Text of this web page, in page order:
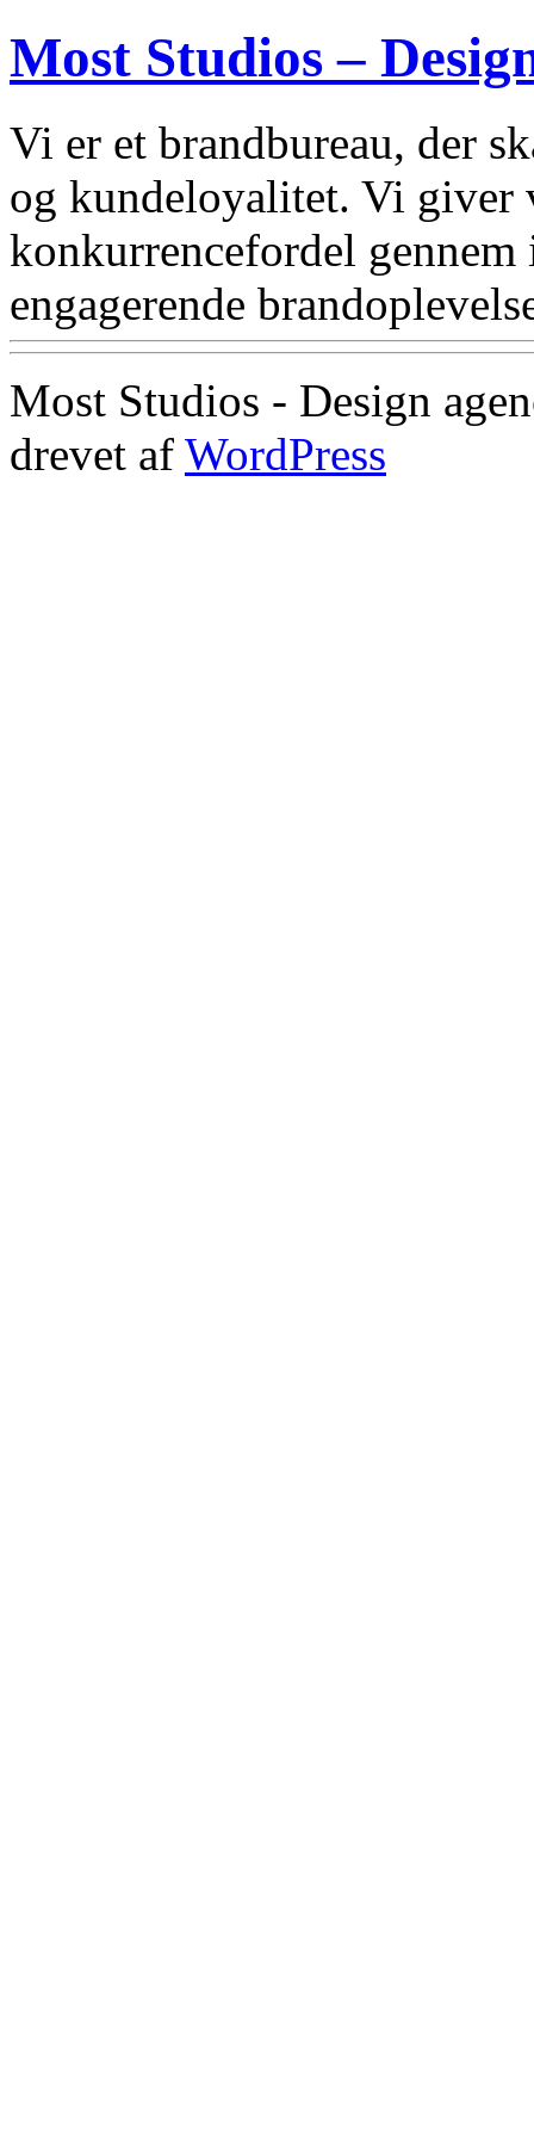
Most Studios –
Vi er et brandbureau, der
og kundeloyalitet. Vi giver
konkurrencefordel
engagerende
Most Studios - Design
drevet af WordPress